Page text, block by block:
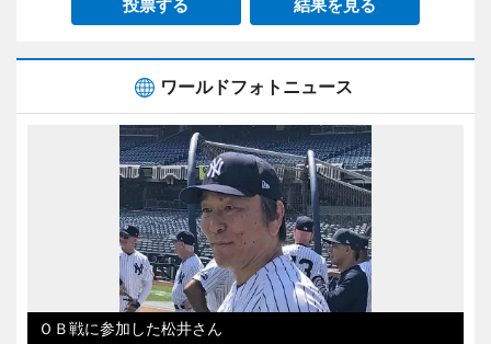
投票する 結果を見る
ワールドフォトニュース
ＯＢ戦に参加した松井さん